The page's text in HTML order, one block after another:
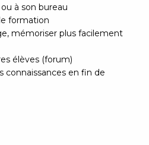
à son bureau
formation
mémoriser plus facilement
élèves (forum)
connaissances en fin de